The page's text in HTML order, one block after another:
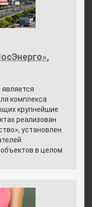
является
комплекса
крупнейшие
реализован
установлен
в целом